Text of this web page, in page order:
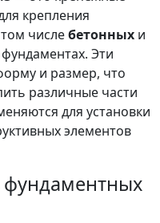
крепления
числебетонных и
Эти
и размер, что
различные части
для установки
элементов